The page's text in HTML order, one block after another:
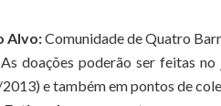
Alvo:Comunidade de Quatro
As doações poderão ser feitas
e também em pontos de